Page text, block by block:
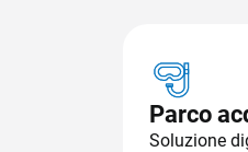
Parco
Soluzione